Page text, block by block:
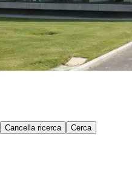
Cancella ricerca Cerca